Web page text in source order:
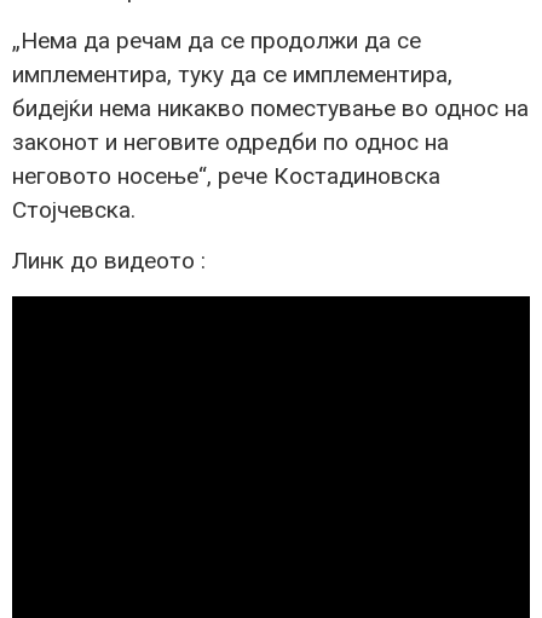
„Нема да речам да се продолжи да се
имплементира, туку да се имплементира,
бидејќи нема никакво поместување во однос на
законот и неговите одредби по однос на
неговото носење“, рече Костадиновска
Стојчевска.
Линк до видеото :